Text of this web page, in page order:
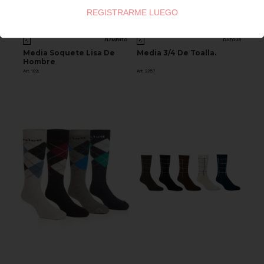
ELEMENTO
Media Soquete Lisa De
Hombre
Art. 102L
DUFOUR
Media 3/4 De Toalla.
Art. 2357
REGISTRARME LUEGO